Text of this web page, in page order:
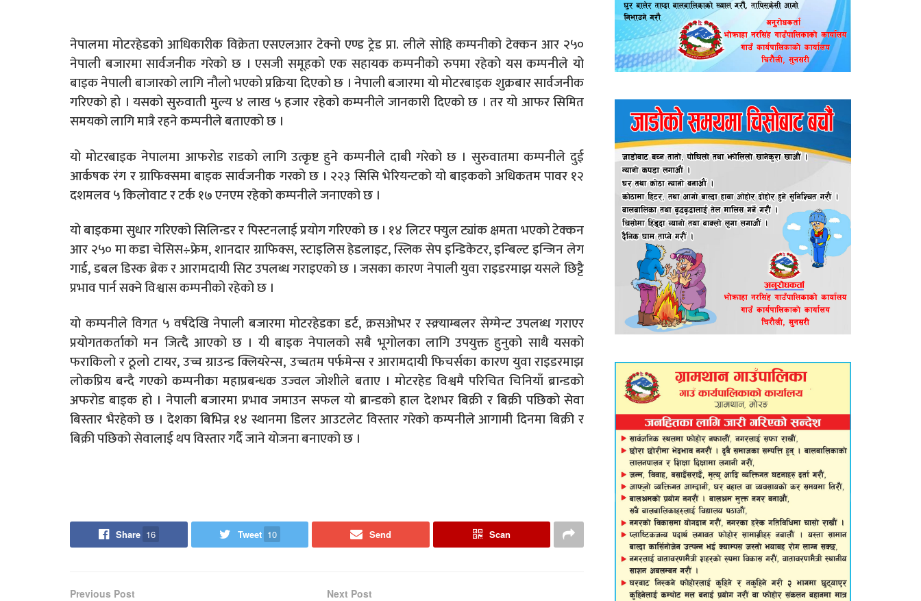
नेपालमा मोटरहेडको आधिकारीक विक्रेता एसएलआर टेक्नो एण्ड ट्रेड प्रा. लीले सोहि कम्पनीको टेक्कन आर २५०
नेपाली बजारमा सार्वजनीक गरेको छ । एसजी समूहको एक सहायक कम्पनीको रुपमा रहेको यस कम्पनीले यो
बाइक नेपाली बाजारको लागि नौलो भएको प्रक्रिया दिएको छ । नेपाली बजारमा यो मोटरबाइक शुक्रबार सार्वजनीक
गरिएको हो । यसको सुरुवाती मुल्य ४ लाख ५ हजार रहेको कम्पनीले जानकारी दिएको छ । तर यो आफर सिमित
समयको लागि मात्रै रहने कम्पनीले बताएको छ ।
यो मोटरबाइक नेपालमा आफरोड राडको लागि उत्कृष्ट हुने कम्पनीले दाबी गरेको छ । सुरुवातमा कम्पनीले दुई
आर्कषक रंग र ग्राफिक्समा बाइक सार्वजनीक गरको छ । २२३ सिसि भेरियन्टको यो बाइकको अधिकतम पावर १२
दशमलव ५ किलोवाट र टर्क १७ एनएम रहेको कम्पनीले जनाएको छ ।
यो बाइकमा सुधार गरिएको सिलिन्डर र पिस्टनलाई प्रयोग गरिएको छ । १४ लिटर फ्युल ट्यांक क्षमता भएको टेक्कन
आर २५० मा कडा चेसिस÷फ्रेम, शानदार ग्राफिक्स, स्टाइलिस हेडलाइट, स्लिक सेप इन्डिकेटर, इन्बिल्ट इन्जिन लेग
गार्ड, डबल डिस्क ब्रेक र आरामदायी सिट उपलब्ध गराइएको छ । जसका कारण नेपाली युवा राइडरमाझ यसले छिट्टै
प्रभाव पार्न सक्ने विश्वास कम्पनीको रहेको छ ।
यो कम्पनीले विगत ५ वर्षदेखि नेपाली बजारमा मोटरहेडका डर्ट, क्रसओभर र स्क्र्याम्बलर सेग्मेन्ट उपलब्ध गराएर
प्रयोगतकर्ताको मन जित्दै आएको छ । यी बाइक नेपालको सबै भूगोलका लागि उपयुक्त हुनुको साथै यसको
फराकिलो र ठूलो टायर, उच्च ग्राउन्ड क्लियरेन्स, उच्चतम पर्फमेन्स र आरामदायी फिचर्सका कारण युवा राइडरमाझ
लोकप्रिय बन्दै गएको कम्पनीका महाप्रबन्धक उज्वल जोशीले बताए । मोटरहेड विश्वमै परिचित चिनियाँ ब्रान्डको
अफरोड बाइक हो । नेपाली बजारमा प्रभाव जमाउन सफल यो ब्रान्डको हाल देशभर बिक्री र बिक्री पछिको सेवा
बिस्तार भैरहेको छ । देशका बिभिन्न १४ स्थानमा डिलर आउटलेट विस्तार गरेको कम्पनीले आगामी दिनमा बिक्री र
बिक्री पछिको सेवालाई थप विस्तार गर्दै जाने योजना बनाएको छ ।
Share 16 Tweet 10 Send Scan
Previous Post Next Post